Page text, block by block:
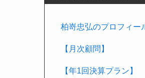
柏嵜忠弘のプロフィー
【月次顧問】
【年1回決算プラン】